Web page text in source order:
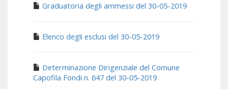
Graduatoria degli ammessi del 30-05-2019
Elenco degli esclusi del 30-05-2019
Determinazione Dirigenziale del Comune
Capofila Fondi n. 647 del 30-05-2019